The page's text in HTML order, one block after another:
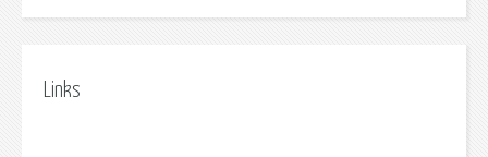
Links